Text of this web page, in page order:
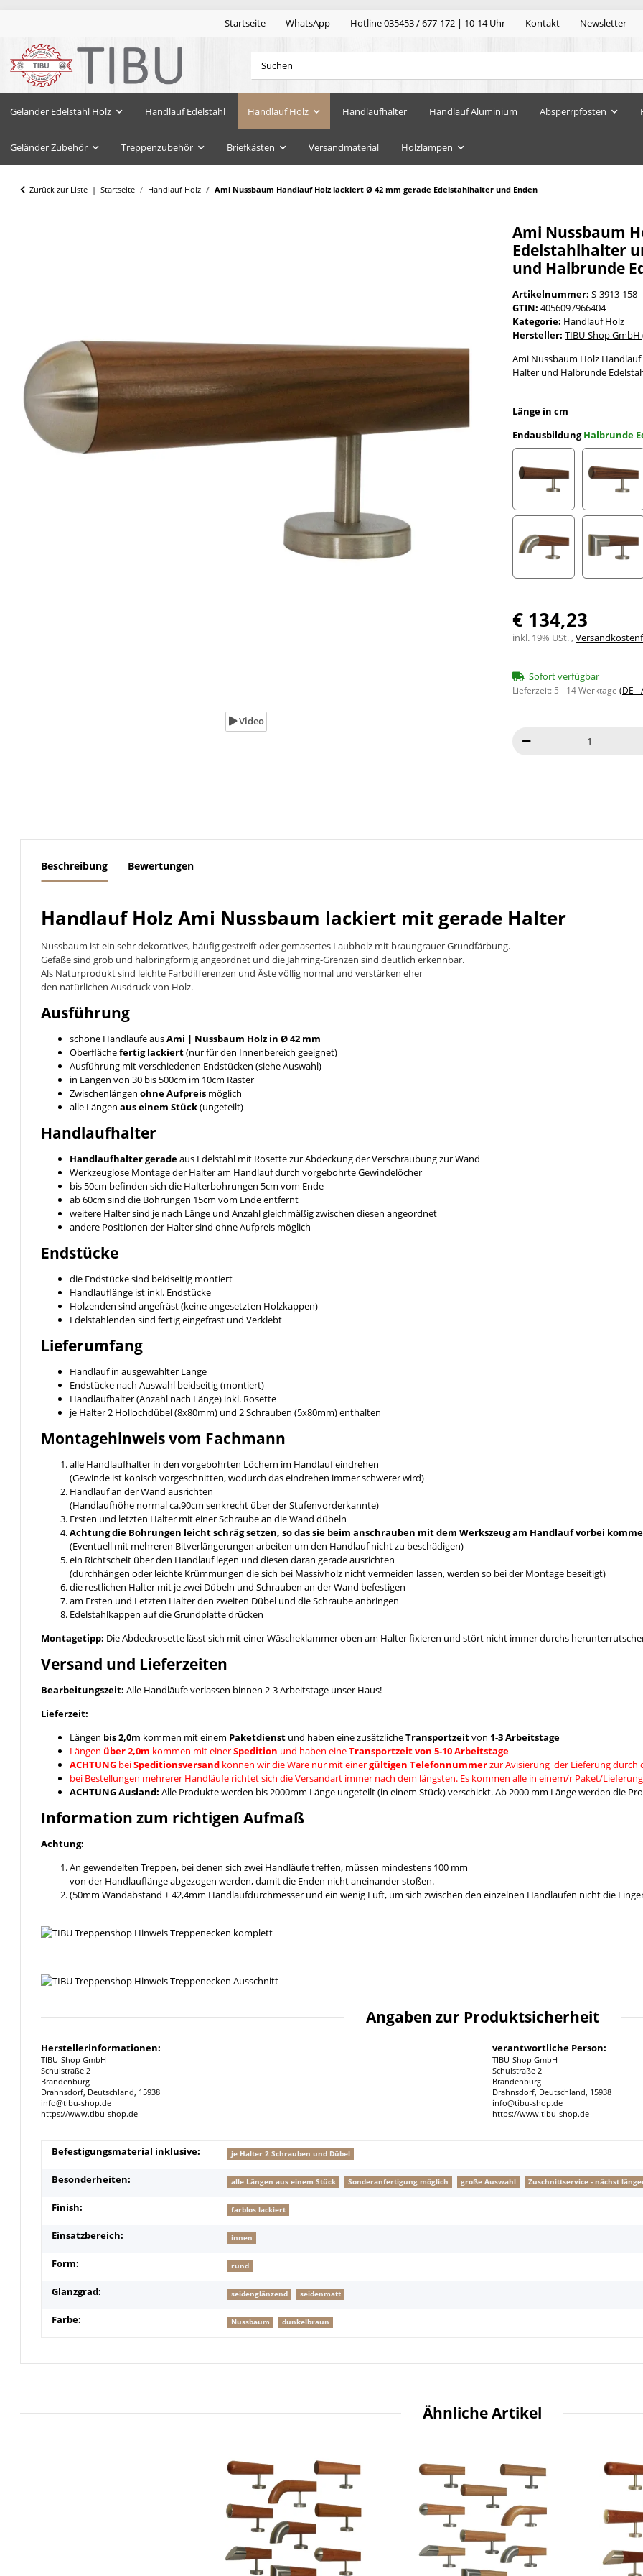
Startseite WhatsApp Hotline 035453 / 677-172 | 10-14 Uhr Kontakt Newsletter
Geländer Edelstahl Holz Handlauf Edelstahl Handlauf Holz Handlaufhalter Handlauf Aluminium Absperrpfosten
Geländer Zubehör Treppenzubehör Briefkästen Versandmaterial Holzlampen
Zurück zur Liste Startseite Handlauf Holz Ami Nussbaum Handlauf Holz lackiert Ø 42 mm gerade Edelstahlhalter und Enden
Video
Ami Nussbaum
Edelstahlhalter
und Halbrunde
Artikelnummer: S-3913-158
GTIN: 4056097966404
Kategorie: Handlauf Holz
Hersteller: TIBU-Shop
Ami Nussbaum Holz
Halter und Halbrunde
Länge in cm
EndausbildungHalbrunde
gefast
€ 134,23
inkl. 19% USt. ,
Sofort verfügbar
Lieferzeit: 5 - 14 Werktage (DE -
Beschreibung Bewertungen
Handlauf Holz Ami Nussbaum lackiert mit gerade Halter
Nussbaum ist ein sehr dekoratives, häufig gestreift oder gemasertes Laubholz mit braungrauer Grundfärbung.
Gefäße sind grob und halbringförmig angeordnet und die Jahrring-Grenzen sind deutlich erkennbar.
Als Naturprodukt sind leichte Farbdifferenzen und Äste völlig normal und verstärken eher
den natürlichen Ausdruck von Holz.
Ausführung
schöne Handläufe ausAmi | Nussbaum Holz in Ø 42 mm
Oberflächefertig lackiert(nur für den Innenbereich geeignet)
Ausführung mit verschiedenen Endstücken (siehe Auswahl)
in Längen von 30 bis 500cm im 10cm Raster
Zwischenlängen ohne Aufpreis möglich
alle Längen aus einem Stück(ungeteilt)
Handlaufhalter
Handlaufhalter geradeaus Edelstahl mit Rosette zur Abdeckung der Verschraubung zur Wand
Werkzeuglose Montage der Halter am Handlauf durch vorgebohrte Gewindelöcher
bis 50cm befinden sich die Halterbohrungen 5cm vom Ende
ab 60cm sind die Bohrungen 15cm vom Ende entfernt
weitere Halter sind je nach Länge und Anzahl gleichmäßig zwischen diesen angeordnet
andere Positionen der Halter sind ohne Aufpreis möglich
Endstücke
die Endstücke sind beidseitig montiert
Handlauflänge ist inkl. Endstücke
Holzenden sind angefräst (keine angesetzten Holzkappen)
Edelstahlenden sind fertig eingefräst und Verklebt
Lieferumfang
Handlauf in ausgewählter Länge
Endstücke nach Auswahl beidseitig (montiert)
Handlaufhalter (Anzahl nach Länge) inkl. Rosette
je Halter 2 Hollochdübel (8x80mm) und 2 Schrauben (5x80mm) enthalten
Montagehinweis vom Fachmann
alle Handlaufhalter in den vorgebohrten Löchern im Handlauf eindrehen
(Gewinde ist konisch vorgeschnitten, wodurch das eindrehen immer schwerer wird)
Handlauf an der Wand ausrichten
(Handlaufhöhe normal ca.90cm senkrecht über der Stufenvorderkannte)
Ersten und letzten Halter mit einer Schraube an die Wand dübeln
Achtung die Bohrungen leicht schräg setzen, so das sie beim anschrauben mit dem Werkszeug am Handlauf vorbei
(Eventuell mit mehreren Bitverlängerungen arbeiten um den Handlauf nicht zu beschädigen)
ein Richtscheit über den Handlauf legen und diesen daran gerade ausrichten
(durchhängen oder leichte Krümmungen die sich bei Massivholz nicht vermeiden lassen, werden so bei der Montage beseitigt)
die restlichen Halter mit je zwei Dübeln und Schrauben an der Wand befestigen
am Ersten und Letzten Halter den zweiten Dübel und die Schraube anbringen
Edelstahlkappen auf die Grundplatte drücken
Montagetipp: Die Abdeckrosette lässt sich mit einer Wäscheklammer oben am Halter fixieren und stört nicht immer durchs
Versand und Lieferzeiten
Bearbeitungszeit: Alle Handläufe verlassen binnen 2-3 Arbeitstage unser Haus!
Lieferzeit:
Längen bis 2,0m kommen mit einem Paketdienst und haben eine zusätzlicheTransportzeitvon 1-3 Arbeitstage
Längen über 2,0m kommen mit einerSpedition und haben eineTransportzeit von 5-10 Arbeitstage
ACHTUNG beiSpeditionsversand können wir die Ware nur mit einergültigen Telefonnummerzur Avisierung der Lieferung durch
bei Bestellungen mehrerer Handläufe richtet sich die Versandart immer nach dem längsten. Es kommen alle in einem/r Paket/
ACHTUNG Ausland: Alle Produkte werden bis 2000mm Länge ungeteilt (in einem Stück) verschickt. Ab 2000 mm Länge werden die
Information zum richtigen Aufmaß
Achtung:
An gewendelten Treppen, bei denen sich zwei Handläufe treffen, müssen mindestens 100 mm
von der Handlauflänge abgezogen werden, damit die Enden nicht aneinander stoßen.
(50mm Wandabstand + 42,4mm Handlaufdurchmesser und ein wenig Luft, um sich zwischen den einzelnen Handläufen nicht die
Angaben zur Produktsicherheit
Herstellerinformationen:
TIBU-Shop GmbH
Schulstraße 2
Brandenburg
Drahnsdorf, Deutschland, 15938
info@tibu-shop.de
https://www.tibu-shop.de
verantwortliche Person:
TIBU-Shop GmbH
Schulstraße 2
Brandenburg
Drahnsdorf, Deutschland, 15938
info@tibu-shop.de
https://www.tibu-shop.de
Produkteigenschaft
Wert
Befestigungsmaterial inklusive: je Halter 2 Schrauben und Dübel
Besonderheiten: alle Längen aus einem Stück Sonderanfertigung möglich große Auswahl Zuschnittservice - nächst
Finish: farblos lackiert
Einsatzbereich: innen
Form: rund
Glanzgrad: seidenglänzend seidenmatt
Farbe: Nussbaum dunkelbraun
Ähnliche Artikel